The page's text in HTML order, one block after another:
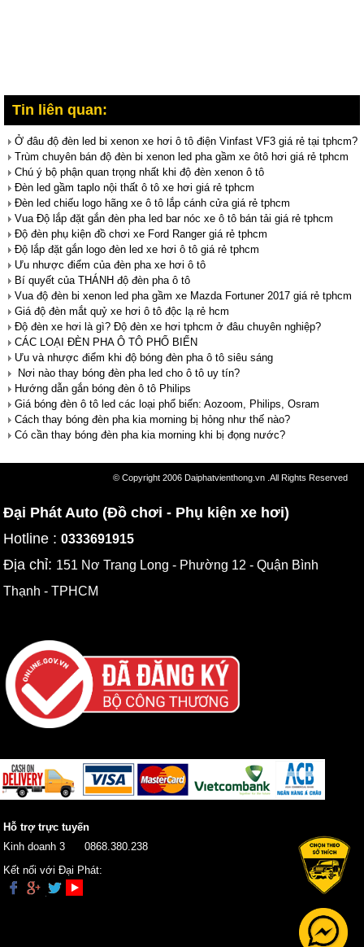
Tin liên quan:
Ở đâu độ đèn led bi xenon xe hơi ô tô điện Vinfast VF3 giá rẻ tại tphcm?
Trùm chuyên bán độ đèn bi xenon led pha gầm xe ôtô hơi giá rẻ tphcm
Chú ý bộ phận quan trọng nhất khi độ đèn xenon ô tô
Đèn led gầm taplo nội thất ô tô xe hơi giá rẻ tphcm
Đèn led chiếu logo hãng xe ô tô lắp cánh cửa giá rẻ tphcm
Vua Độ lắp đặt gắn đèn pha led bar nóc xe ô tô bán tải giá rẻ tphcm
Độ đèn phụ kiện đồ chơi xe Ford Ranger giá rẻ tphcm
Độ lắp đặt gắn logo đèn led xe hơi ô tô giá rẻ tphcm
Ưu nhược điểm của đèn pha xe hơi ô tô
Bí quyết của THÁNH độ đèn pha ô tô
Vua độ đèn bi xenon led pha gầm xe Mazda Fortuner 2017 giá rẻ tphcm
Giá độ đèn mắt quỷ xe hơi ô tô độc lạ rẻ hcm
Độ đèn xe hơi là gì? Độ đèn xe hơi tphcm ở đâu chuyên nghiệp?
CÁC LOẠI ĐÈN PHA Ô TÔ PHỔ BIẾN
Ưu và nhược điểm khi độ bóng đèn pha ô tô siêu sáng
Nơi nào thay bóng đèn pha led cho ô tô uy tín?
Hướng dẫn gắn bóng đèn ô tô Philips
Giá bóng đèn ô tô led các loại phổ biến: Aozoom, Philips, Osram
Cách thay bóng đèn pha kia morning bị hỏng như thế nào?
Có cần thay bóng đèn pha kia morning khi bị đọng nước?
© Copyright 2006 Daiphatvienthong.vn .All Rights Reserved
Đại Phát Auto (Đồ chơi - Phụ kiện xe hơi)
Hotline :0333691915
Địa chỉ: 151 Nơ Trang Long - Phường 12 - Quận Bình
Thạnh - TPHCM
Hỗ trợ trực tuyến
Kinh doanh 3
0868.380.238
Kết nối với Đại Phát: